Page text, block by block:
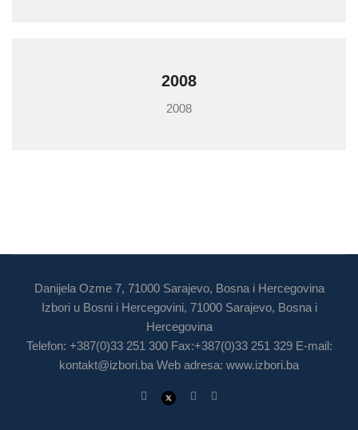
2008
2008
Danijela Ozme 7, 71000 Sarajevo, Bosna i Hercegovina
Izbori u Bosni i Hercegovini, 71000 Sarajevo, Bosna i
Hercegovina
Telefon: +387(0)33 251 300 Fax:+387(0)33 251 329 E-mail:
kontakt@izbori.ba Web adresa: www.izbori.ba